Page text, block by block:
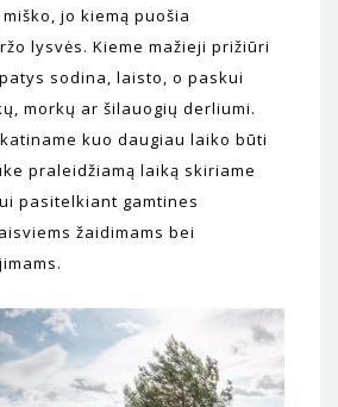
jo kiemą puošia
lysvės. Kieme mažieji prižiūri
sodina, laisto, o paskui
morkų ar šilauogių derliumi.
kuo daugiau laiko būti
praleidžiamą laiką skiriame
pasitelkiant gamtines
žaidimams bei